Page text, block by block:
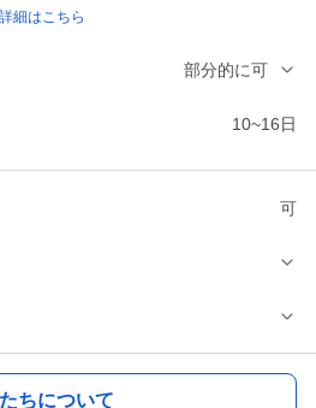
細はこちら
部分的に可
10~16日
可
ちについて